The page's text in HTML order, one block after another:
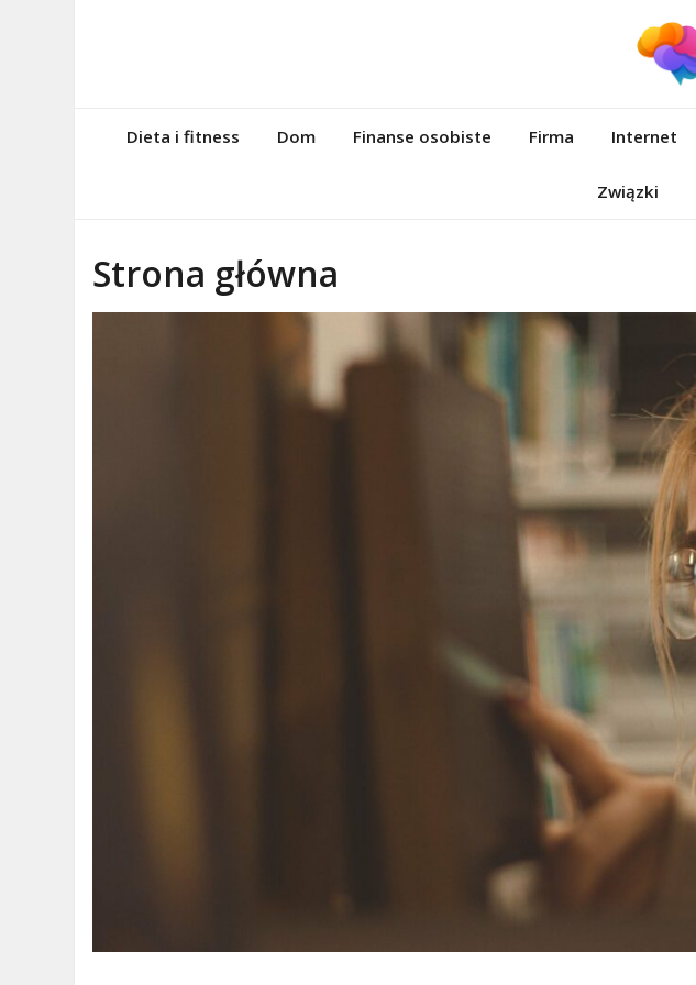
magazyninternet.pl
Dieta i fitness Dom Finanse osobiste Firma Internet
Związki
Strona główna